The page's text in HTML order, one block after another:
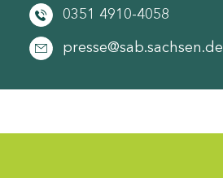
0351 4910-4058
presse@sab.sachsen.de